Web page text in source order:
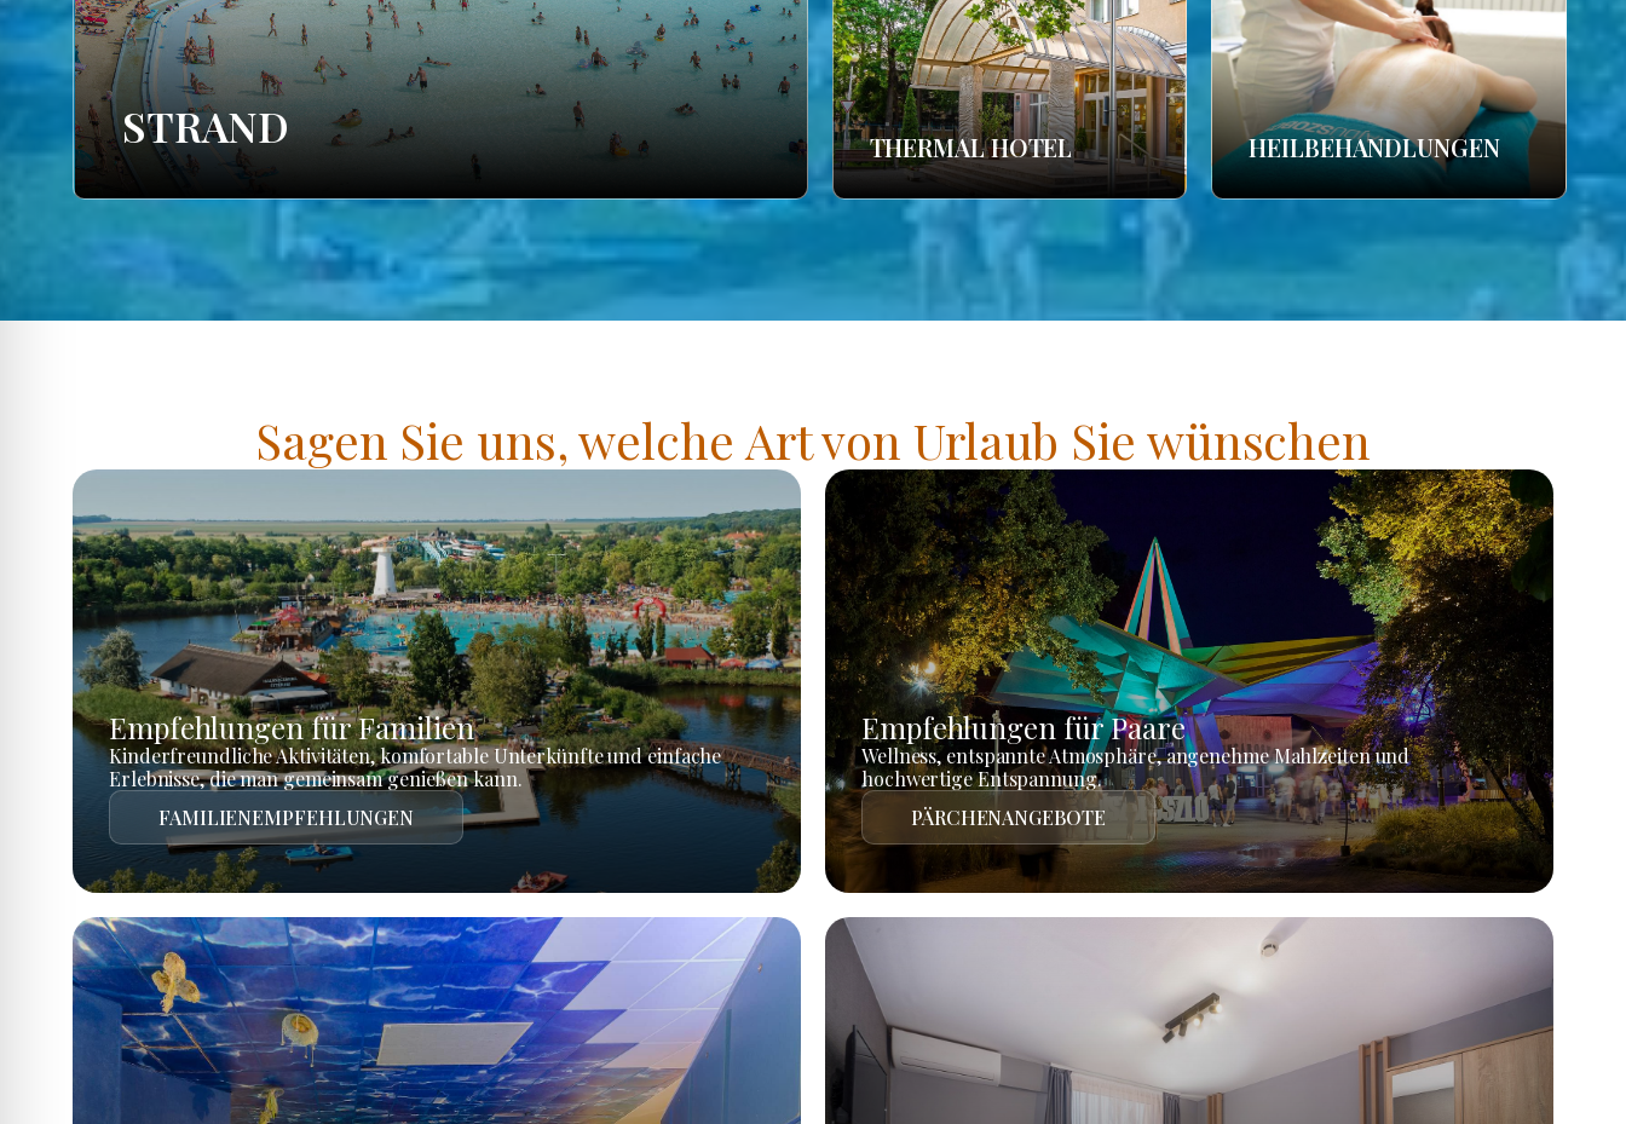
STRAND THERMAL HOTEL HEILBEHANDLUNGEN
Sagen Sie uns, welche Art von Urlaub Sie wünschen
Empfehlungen für Familien
Kinderfreundliche Aktivitäten, komfortable Unterkünfte und einfache
Erlebnisse, die man gemeinsam genießen kann.
FAMILIENEMPFEHLUNGEN
Empfehlungen für Paare
Wellness, entspannte Atmosphäre, angenehme Mahlzeiten und
hochwertige Entspannung.
PÄRCHENANGEBOTE